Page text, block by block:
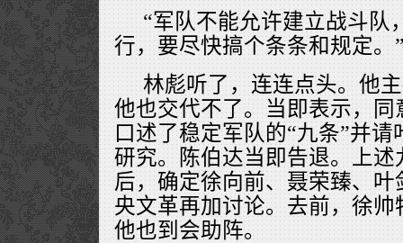
“军队不能允许建立战斗队
行，要尽快搞个条条和规定。
林彪听了，连连点头。他
他也交代不了。当即表示，
口述了稳定军队的“九条”并
研究。陈伯达当即告退。上
后，确定徐向前、聂荣臻、
央文革再加讨论。去前，徐
他也到会助阵。